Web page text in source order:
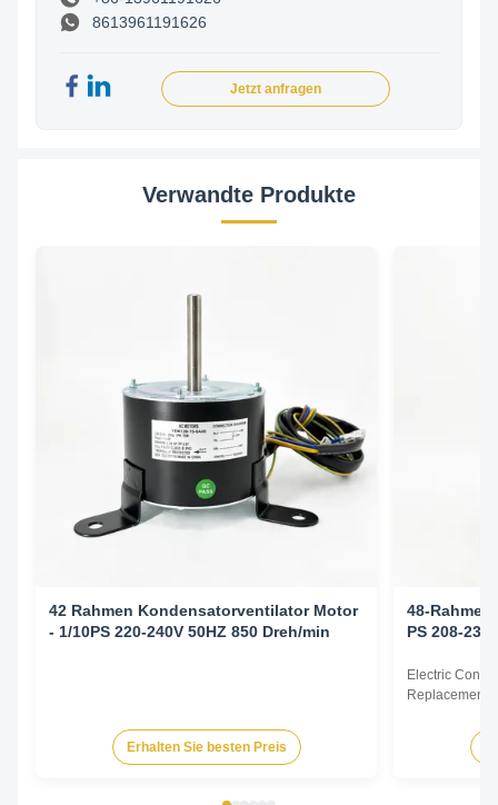
8613961191626
Jetzt anfragen
Verwandte Produkte
42 Rahmen Kondensatorventilator Motor
- 1/10PS 220-240V 50HZ 850 Dreh/min
Erhalten Sie besten Preis
48-
PS 208-230
Electric
Replacement
HP Voltage
YDK140-